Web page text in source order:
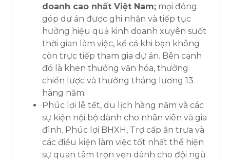
doanh cao nhất Việt Nam; mọi đóng
góp dự án được ghi nhận và tiếp tục
hưởng hiệu quả kinh doanh xuyên suốt
thời gian làm việc, kể cả khi bạn không
còn trực tiếp tham gia dự án. Bên cạnh
đó là khen thưởng văn hóa, thưởng
chiến lược và thưởng tháng lương 13
hàng năm.
Phúc lợi lễ tết, du lịch hàng năm và các
sự kiện nội bộ dành cho nhân viên và gia
đình. Phúc lợi BHXH, Trợ cấp ăn trưa và
các điều kiện làm việc tốt nhất thể hiện
sự quan tâm trọn vẹn dành cho đội ngũ